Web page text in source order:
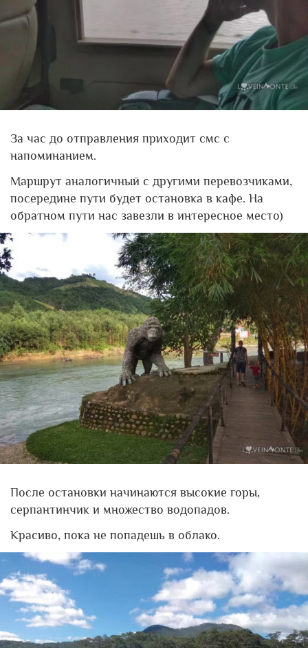
За час до отправления приходит смс с
напоминанием.
Маршрут аналогичный с другими перевозчиками,
посередине пути будет остановка в кафе. На
обратном пути нас завезли в интересное место)
После остановки начинаются высокие горы,
серпантинчик и множество водопадов.
Красиво, пока не попадешь в облако.